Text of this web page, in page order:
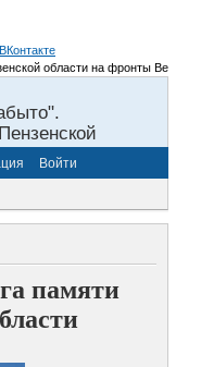
области на фронты Великой
Войти
памяти